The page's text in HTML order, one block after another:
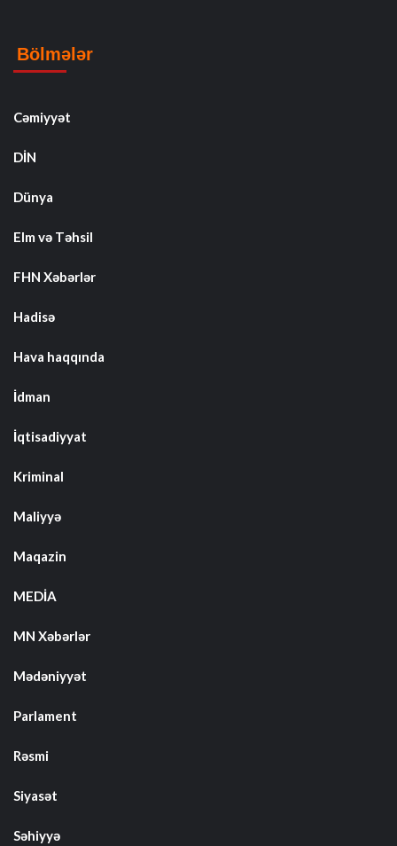
Bölmələr
Cəmiyyət
DİN
Dünya
Elm və Təhsil
FHN Xəbərlər
Hadisə
Hava haqqında
İdman
İqtisadiyyat
Kriminal
Maliyyə
Maqazin
MEDİA
MN Xəbərlər
Mədəniyyət
Parlament
Rəsmi
Siyasət
Səhiyyə